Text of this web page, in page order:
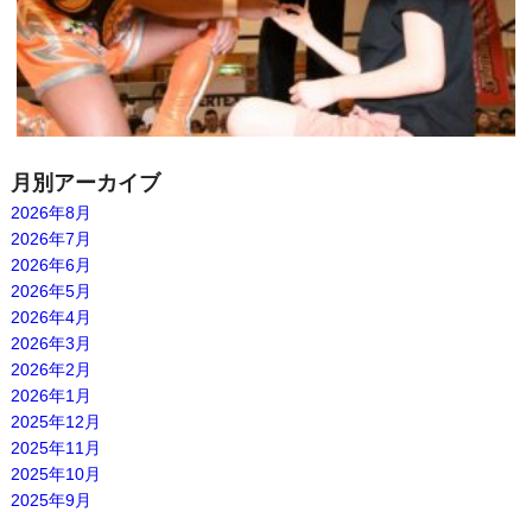
月別アーカイブ
2026年8月
2026年7月
2026年6月
2026年5月
2026年4月
2026年3月
2026年2月
2026年1月
2025年12月
2025年11月
2025年10月
2025年9月